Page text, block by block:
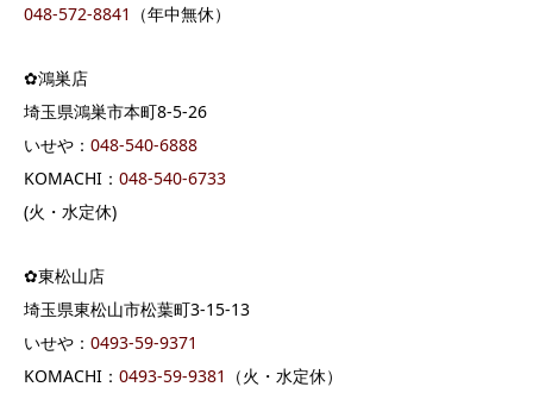
048-572-8841
（年中無休）
✿鴻巣店
埼玉県鴻巣市本町8-5-26
いせや： 048-540-6888
KOMACHI： 048-540-6733
(火・水定休)
✿東松山店
埼玉県東松山市松葉町3-15-13
いせや： 0493-59-9371
KOMACHI： 0493-59-9381 （火・水定休）